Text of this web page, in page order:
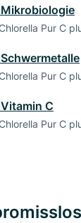
Pur C
Pur C
C
Pur C